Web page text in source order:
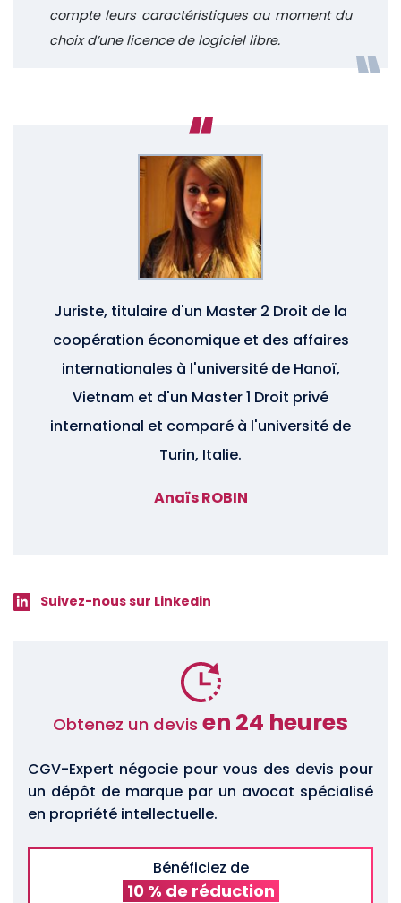
compte leurs caractéristiques au moment du
choix d’une licence de logiciel libre.
Juriste, titulaire d'un Master 2 Droit de la
coopération économique et des affaires
internationales à l'université de Hanoï,
Vietnam et d'un Master 1 Droit privé
international et comparé à l'université de
Turin, Italie.
Anaïs ROBIN
Suivez-nous sur Linkedin
Obtenez un devis en 24 heures
CGV-Expert négocie pour vous des devis pour
un dépôt de marque par un avocat spécialisé
en propriété intellectuelle.
Bénéficiez de
10 % de réduction